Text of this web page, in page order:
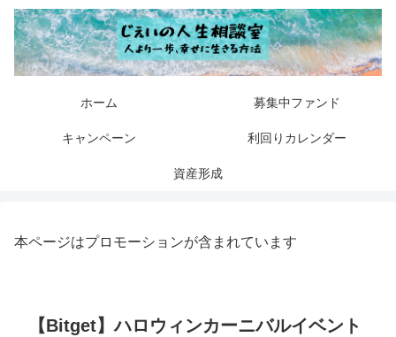
ホーム 募集中ファンド
キャンペーン 利回りカレンダー
資産形成
本ページはプロモーションが含まれています
【Bitget】ハロウィンカーニバルイベント